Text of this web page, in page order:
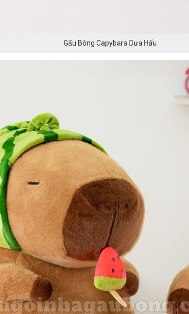
Gấu Bông Capybara Dưa Hấu